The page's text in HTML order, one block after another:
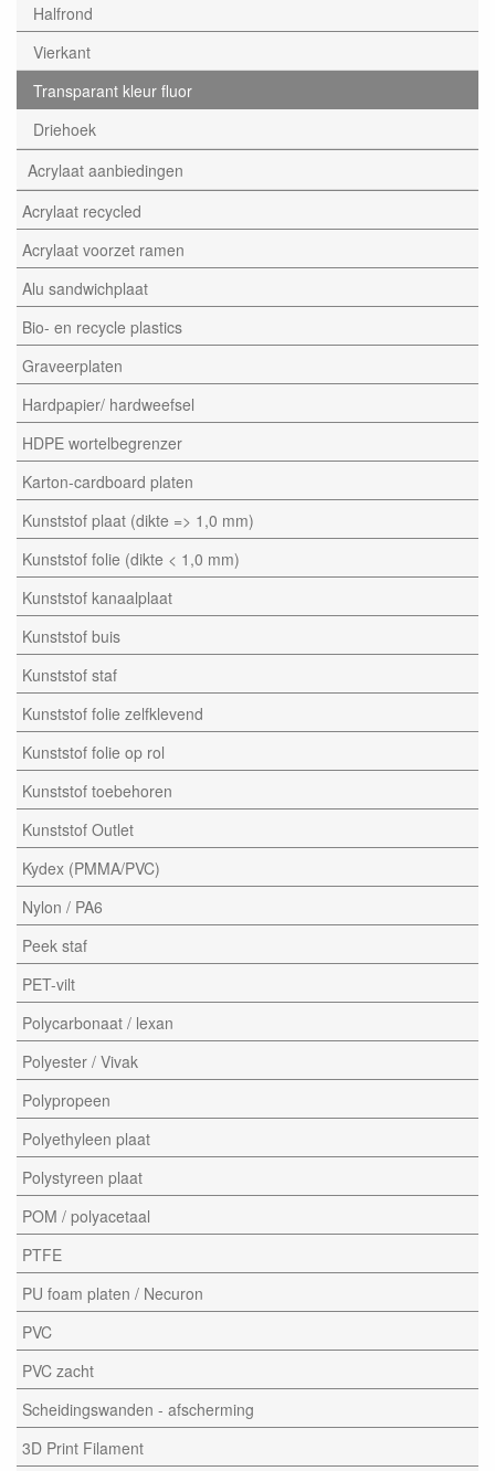
Halfrond
Vierkant
Transparant kleur fluor
Driehoek
Acrylaat aanbiedingen
Acrylaat recycled
Acrylaat voorzet ramen
Alu sandwichplaat
Bio- en recycle plastics
Graveerplaten
Hardpapier/ hardweefsel
HDPE wortelbegrenzer
Karton-cardboard platen
Kunststof plaat (dikte => 1,0 mm)
Kunststof folie (dikte < 1,0 mm)
Kunststof kanaalplaat
Kunststof buis
Kunststof staf
Kunststof folie zelfklevend
Kunststof folie op rol
Kunststof toebehoren
Kunststof Outlet
Kydex (PMMA/PVC)
Nylon / PA6
Peek staf
PET-vilt
Polycarbonaat / lexan
Polyester / Vivak
Polypropeen
Polyethyleen plaat
Polystyreen plaat
POM / polyacetaal
PTFE
PU foam platen / Necuron
PVC
PVC zacht
Scheidingswanden - afscherming
3D Print Filament